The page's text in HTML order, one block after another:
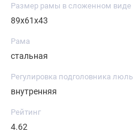
Размер рамы в сложенном виде
89х61х43
Рама
стальная
Регулировка подголовника
внутренняя
Рейтинг
4.62